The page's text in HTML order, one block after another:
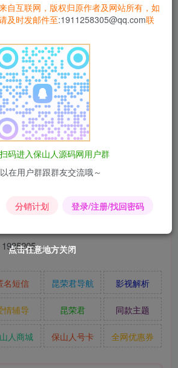
源码，修复了后台各种bug优化了前台
数据库，修改config.php文件
名短信 昆荣君导航 影视解析
情辅导 昆荣君 同款主题
人商城 保山人号卡 全网优惠券
点击任意地方关闭
点击任意地方关闭
点击任意地方关闭
点击任意地方关闭
点击任意地方关闭
点击任意地方关闭
自互联网，版权归原作者及网站所有，如
及时发邮件至:1911258305@qq.com联
码进入保山人源码网用户群
在用户群跟群友交流哦～
分销计划 登录/注册/找回密码